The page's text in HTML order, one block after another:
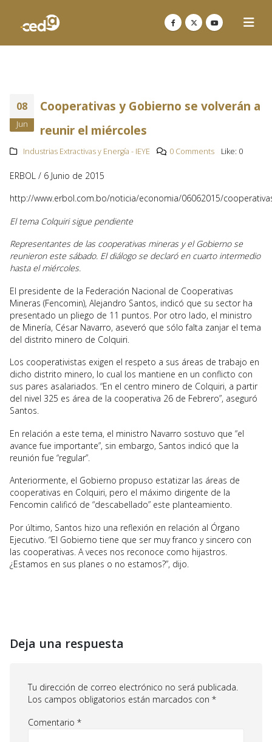
08
Jun
Cooperativas y Gobierno se volverán a
reunir el miércoles
Industrias Extractivas y Energía - IEYE 0 Comments Like: 0
ERBOL / 6 Junio de 2015
http://www.erbol.com.bo/noticia/economia/06062015/
El tema Colquiri sigue pendiente
Representantes de las cooperativas mineras y el Gobierno se
reunieron este sábado. El diálogo se declaró en cuarto intermedio
hasta el miércoles.
El presidente de la Federación Nacional de Cooperativas
Mineras (Fencomin), Alejandro Santos, indicó que su sector ha
presentado un pliego de 11 puntos. Por otro lado, el ministro
de Minería, César Navarro, aseveró que sólo falta zanjar el tema
del distrito minero de Colquiri.
Los cooperativistas exigen el respeto a sus áreas de trabajo en
dicho distrito minero, lo cual los mantiene en un conflicto con
sus pares asalariados. “En el centro minero de Colquiri, a partir
del nivel 325 es área de la cooperativa 26 de Febrero”, aseguró
Santos.
En relación a este tema, el ministro Navarro sostuvo que “el
avance fue importante”, sin embargo, Santos indicó que la
reunión fue “regular”.
Anteriormente, el Gobierno propuso estatizar las áreas de
cooperativas en Colquiri, pero el máximo dirigente de la
Fencomin calificó de “descabellado” este planteamiento.
Por último, Santos hizo una reflexión en relación al Órgano
Ejecutivo. “El Gobierno tiene que ser muy franco y sincero con
las cooperativas. A veces nos reconoce como hijastros.
¿Estamos en sus planes o no estamos?”, dijo.
Deja una respuesta
Tu dirección de correo electrónico no será publicada.
Los campos obligatorios están marcados con *
Comentario *